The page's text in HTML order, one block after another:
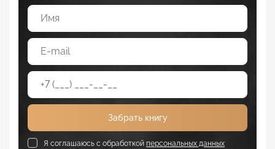
Забрать книгу
Я соглашаюсь с обработкой персональных данных